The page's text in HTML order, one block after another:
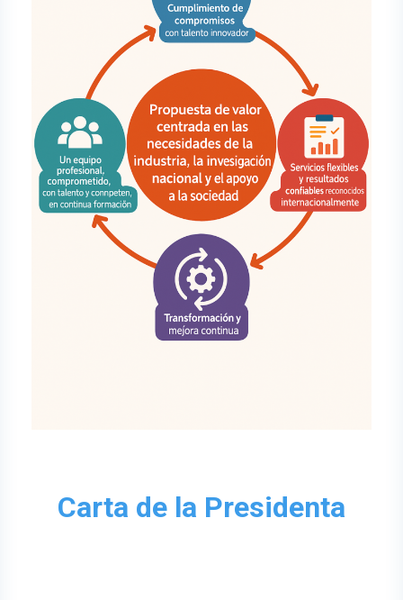
Carta de la Presidenta